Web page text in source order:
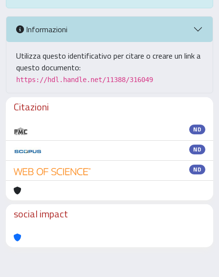
Informazioni
Utilizza questo identificativo per citare o creare un link a
questo documento:
https://hdl.handle.net/11388/316049
Citazioni
ND
ND
ND
social impact